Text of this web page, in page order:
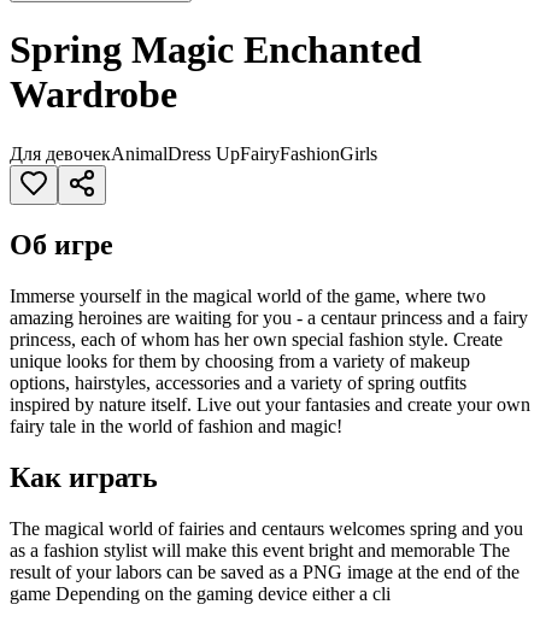
Spring Magic Enchanted
Wardrobe
Для девочекAnimalDress UpFairyFashionGirls
Об игре
Immerse yourself in the magical world of the game, where two
amazing heroines are waiting for you - a centaur princess and a fairy
princess, each of whom has her own special fashion style. Create
unique looks for them by choosing from a variety of makeup
options, hairstyles, accessories and a variety of spring outfits
inspired by nature itself. Live out your fantasies and create your own
fairy tale in the world of fashion and magic!
Как играть
The magical world of fairies and centaurs welcomes spring and you
as a fashion stylist will make this event bright and memorable The
result of your labors can be saved as a PNG image at the end of the
game Depending on the gaming device either a cli